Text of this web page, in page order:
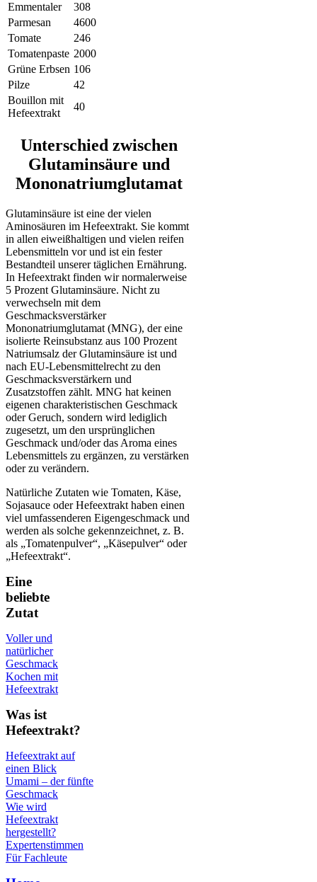
Emmentaler
308
Parmesan
4600
Tomate
246
Tomatenpaste 2000
Grüne Erbsen 106
Pilze
42
Bouillon mit
Hefeextrakt
40
Unterschied zwischen
Glutaminsäure und
Mononatriumglutamat
Glutaminsäure ist eine der vielen
Aminosäuren im Hefeextrakt. Sie kommt
in allen eiweißhaltigen und vielen reifen
Lebensmitteln vor und ist ein fester
Bestandteil unserer täglichen Ernährung.
In Hefeextrakt finden wir normalerweise
5 Prozent Glutaminsäure. Nicht zu
verwechseln mit dem
Geschmacksverstärker
Mononatriumglutamat (MNG), der eine
isolierte Reinsubstanz aus 100 Prozent
Natriumsalz der Glutaminsäure ist und
nach EU-Lebensmittelrecht zu den
Geschmacksverstärkern und
Zusatzstoffen zählt. MNG hat keinen
eigenen charakteristischen Geschmack
oder Geruch, sondern wird lediglich
zugesetzt, um den ursprünglichen
Geschmack und/oder das Aroma eines
Lebensmittels zu ergänzen, zu verstärken
oder zu verändern.
Natürliche Zutaten wie Tomaten, Käse,
Sojasauce oder Hefeextrakt haben einen
viel umfassenderen Eigengeschmack und
werden als solche gekennzeichnet, z. B.
als „Tomatenpulver“, „Käsepulver“ oder
„Hefeextrakt“.
Eine
beliebte
Zutat
Voller und
natürlicher
Geschmack
Kochen mit
Hefeextrakt
Was ist
Hefeextrakt?
Hefeextrakt auf
einen Blick
Umami – der fünfte
Geschmack
Wie wird
Hefeextrakt
hergestellt?
Expertenstimmen
Für Fachleute